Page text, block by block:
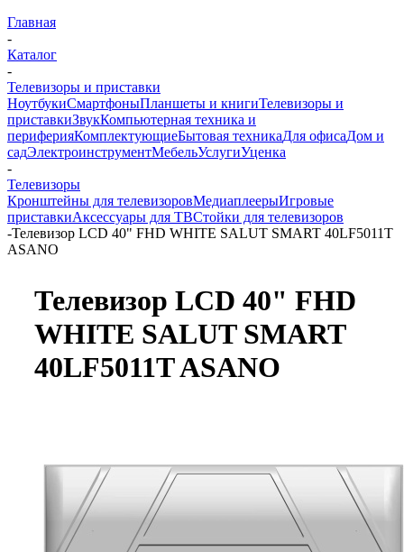
Главная
-
Каталог
-
Телевизоры и приставки
НоутбукиСмартфоныПланшеты и книгиТелевизоры и
приставкиЗвукКомпьютерная техника и
периферияКомплектующиеБытовая техникаДля офисаДом и
садЭлектроинструментМебельУслугиУценка
-
Телевизоры
Кронштейны для телевизоровМедиаплеерыИгровые
приставкиАксессуары для ТВСтойки для телевизоров
-Телевизор LCD 40" FHD WHITE SALUT SMART 40LF5011T
ASANO
Телевизор LCD 40" FHD
WHITE SALUT SMART
40LF5011T ASANO